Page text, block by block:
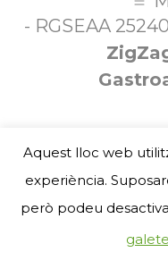
- RGSEAA
Aquest lloc web
experiència.
però podeu